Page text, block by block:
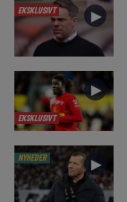
EKSKLUSIVT ►
EKSKLUSIVT
►
NYHEDER ►